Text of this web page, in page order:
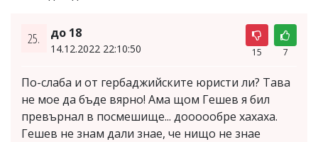
25. до 18
14.12.2022 22:10:50 15 7
По-слаба и от гербаджийските юристи ли? Тава
не мое да бъде вярно! Ама щом Гешев я бил
превърнал в посмешище... доооообре хахаха.
Гешев не знам дали знае, че нищо не знае